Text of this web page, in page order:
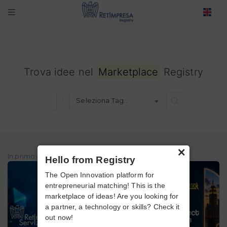
Trova idee nel Marketplace Registry
Seleziona Tag…
In primo piano ×
Hello from Registry
The Open Innovation platform for
entrepreneurial matching! This is the
marketplace of ideas! Are you looking for
a partner, a technology or skills? Check it
out now!